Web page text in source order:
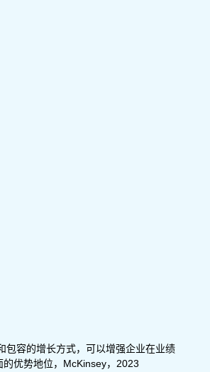
包容的增长方式，可以增强企业在业绩
的优势地位，McKinsey，2023